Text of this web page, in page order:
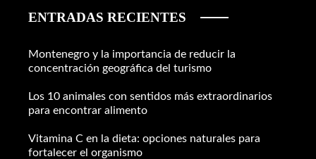
ENTRADAS RECIENTES
Montenegro y la importancia de reducir la
concentración geográfica del turismo
Los 10 animales con sentidos más extraordinarios
para encontrar alimento
Vitamina C en la dieta: opciones naturales para
fortalecer el organismo